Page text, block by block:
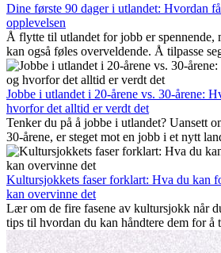
Dine første 90 dager i utlandet: Hvordan
opplevelsen
Å flytte til utlandet for jobb er spennende,
kan også føles overveldende. Å tilpasse
bygge et sosialt liv, forstå lokal kultur og
alle deler av prosessen. Denne guiden for
du kan få mest mulig ut av de første
både profesjonell suksess og personlig
Jobbe i utlandet i 20-årene vs. 30-årene:
hvorfor det alltid er verdt det
Tenker du på å jobbe i utlandet? Uansett
30-årene, er steget mot en jobb i et nytt
ganger utfordrende. Mange lurer på om
Sannheten er at internasjonal erfaring alltid
karrieren et løft, fremme personlig vekst
innblikk som kan forandre livet ditt.
Kultursjokkets faser forklart: Hva du kan
kan overvinne det
Lær om de fire fasene av kultursjokk når
tips til hvordan du kan håndtere dem for å
hjemme.